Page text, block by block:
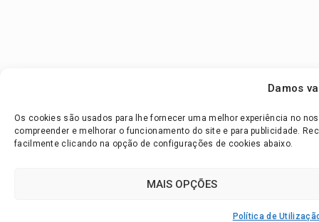
Damos
Os cookies são usados para lhe fornecer uma melhor experiência no
compreender e melhorar o funcionamento do site e para publicidade.
facilmente clicando na opção de configurações de cookies abaixo.
MAIS OPÇÕES
Política de